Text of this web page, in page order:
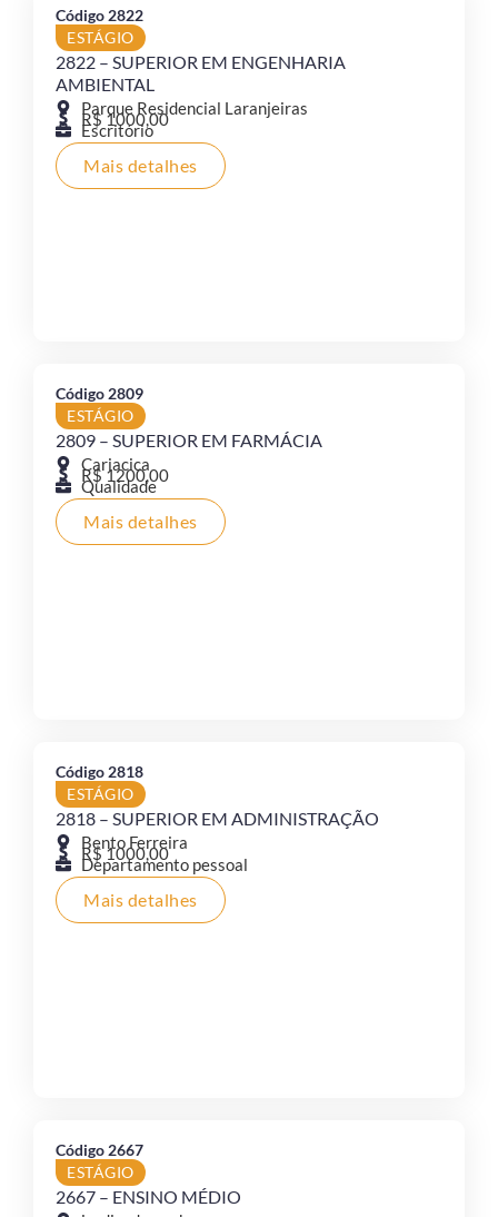
Código 2822
ESTÁGIO
2822 – SUPERIOR EM ENGENHARIA
AMBIENTAL
Parque Residencial Laranjeiras
R$ 1000,00
Escritório
Mais detalhes
Código 2809
ESTÁGIO
2809 – SUPERIOR EM FARMÁCIA
Cariacica
R$ 1200,00
Qualidade
Mais detalhes
Código 2818
ESTÁGIO
2818 – SUPERIOR EM ADMINISTRAÇÃO
Bento Ferreira
R$ 1000,00
Departamento pessoal
Mais detalhes
Código 2667
ESTÁGIO
2667 – ENSINO MÉDIO